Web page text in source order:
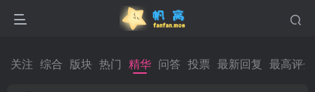
关注 综合 版块 热门 精华 问答 投票 最新回复 最高评分